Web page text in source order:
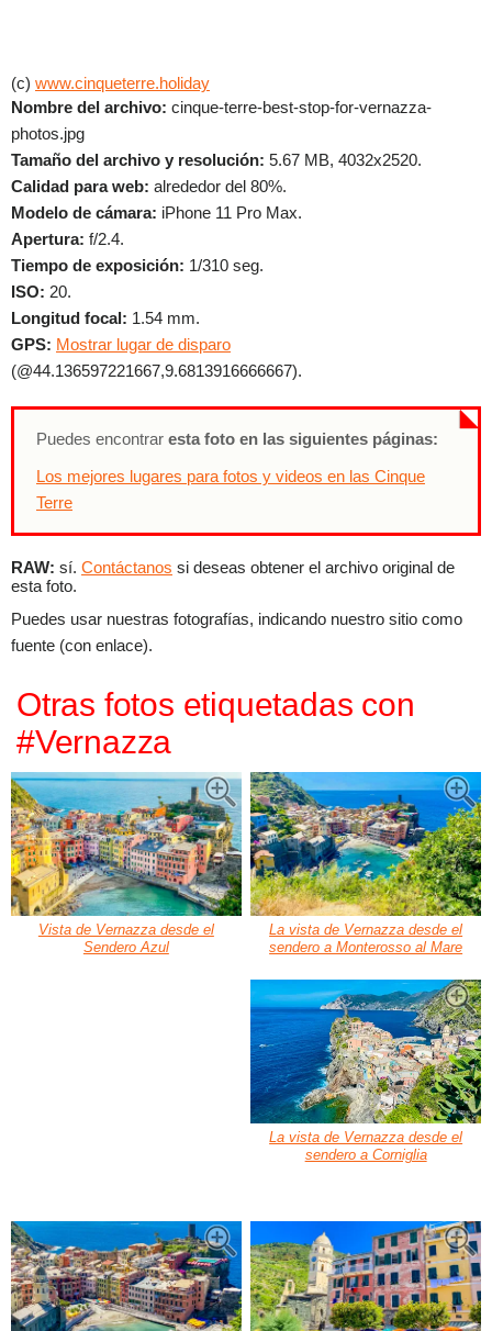
(c) www.cinqueterre.holiday
Nombre del archivo: cinque-terre-best-stop-for-vernazza-
photos.jpg
Tamaño del archivo y resolución: 5.67 MB, 4032x2520.
Calidad para web: alrededor del 80%.
Modelo de cámara: iPhone 11 Pro Max.
Apertura: f/2.4.
Tiempo de exposición: 1/310 seg.
ISO: 20.
Longitud focal: 1.54 mm.
GPS: Mostrar lugar de disparo
(@44.136597221667,9.6813916666667).
Puedes encontrar esta foto en las siguientes páginas:
Los mejores lugares para fotos y videos en las Cinque
Terre
RAW: sí. Contáctanos si deseas obtener el archivo original de
esta foto.
Puedes usar nuestras fotografías, indicando nuestro sitio como
fuente (con enlace).
Otras fotos etiquetadas con
#Vernazza
Vista de Vernazza desde el
Sendero Azul
La vista de Vernazza desde el
sendero a Monterosso al Mare
La vista de Vernazza desde el
sendero a Corniglia